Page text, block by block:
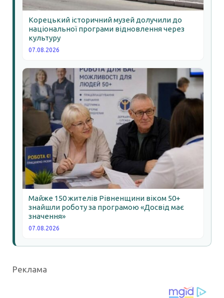
Корецький історичний музей долучили до
національної програми відновлення через
культуру
07.08.2026
Майже 150 жителів Рівненщини віком 50+
знайшли роботу за програмою «Досвід має
значення»
07.08.2026
Реклама